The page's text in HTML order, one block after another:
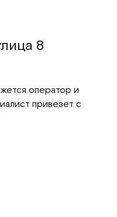
8
оператор и
привезет с